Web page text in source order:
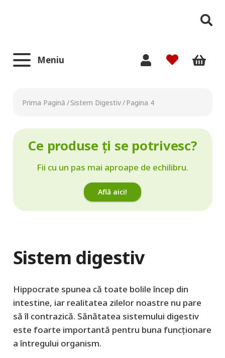
Meniu
Prima Pagină /Sistem Digestiv/Pagina 4
Sistem digestiv
Hippocrate spunea că toate bolile încep din
intestine, iar realitatea zilelor noastre nu pare
să îl contrazică. Sănătatea sistemului digestiv
este foarte importantă pentru buna funcționare
a întregului organism.
Ce produse ți se potrivesc?
Fii cu un pas mai aproape de echilibru.
Află aici!